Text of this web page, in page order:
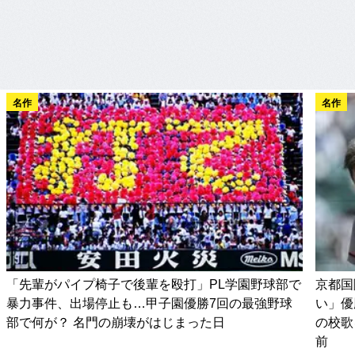
名作
「先輩がパイプ椅子で後輩を殴打」PL学園野球部で
暴力事件、出場停止も…甲子園優勝7回の最強野球
部で何が？ 名門の崩壊がはじまった日
名作
京都
い」
の校
前